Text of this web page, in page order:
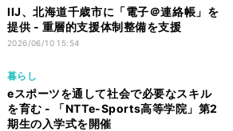
IIJ、北海道千歳市に「電子＠連絡帳」を
提供 - 重層的支援体制整備を支援
2026/06/10 15:54
暮らし
eスポーツを通して社会で必要なスキル
を育む - 「NTTe-Sports高等学院」第2
期生の入学式を開催